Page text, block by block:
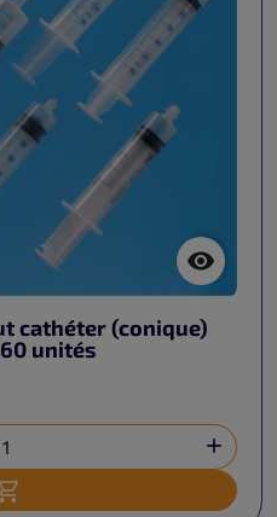

cathéter (conique)
unités

Ajouter au panier